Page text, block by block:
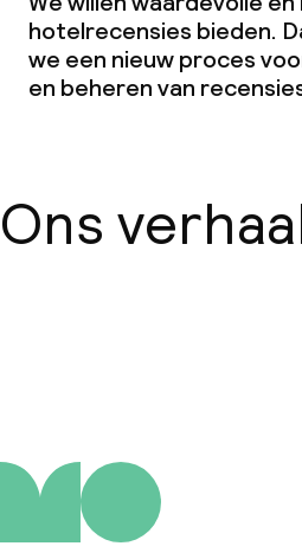
Beleid
hotelrecensies bieden.
we een nieuw proces
en beheren van
Ons